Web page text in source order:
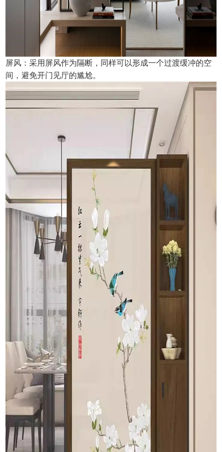
屏风：采用屏风作为隔断，同样可以形成一个过渡缓冲的空
间，避免开门见厅的尴尬。